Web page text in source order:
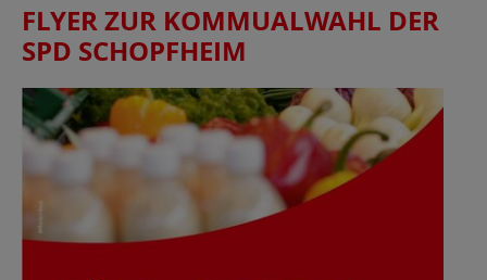
FLYER ZUR KOMMUALWAHL DER
SPD SCHOPFHEIM